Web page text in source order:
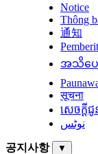
Notice
Thông
通知
အသိပေ
सूचना
សេចក្តី
نوٹس
공지사항 ▼